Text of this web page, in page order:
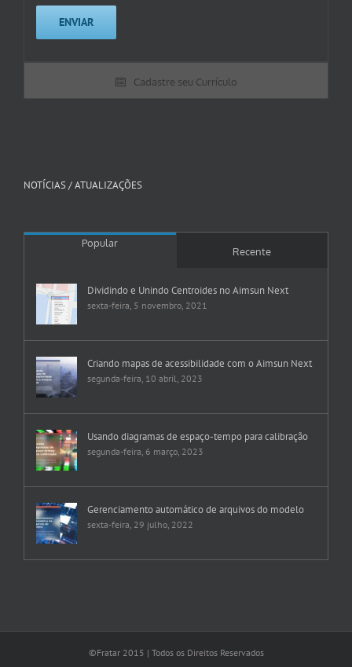
Cadastre seu Currículo
NOTÍCIAS / ATUALIZAÇÕES
Popular
Recente
Dividindo e Unindo Centroides no Aimsun Next
sexta-feira, 5 novembro, 2021
Criando mapas de acessibilidade com o Aimsun Next
segunda-feira, 10 abril, 2023
Usando diagramas de espaço-tempo para calibração
segunda-feira, 6 março, 2023
Gerenciamento automático de arquivos do modelo
sexta-feira, 29 julho, 2022
©Fratar 2015 | Todos os Direitos Reservados